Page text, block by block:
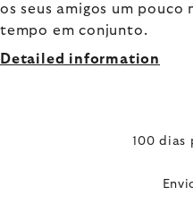
os seus amigos um pouco
tempo em conjunto.
Detailed information
100 dias